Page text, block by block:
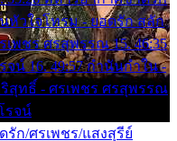
นหัวใจโทรม - ยอดรัก สลัก
เพชร ศรสุพรรณ 15. 46:35
น์ 16. 49:57 กำนันกำใน -
ริสุทธิ์ - ศรเพชร ศรสุพรรณ
รจน์
รัก/ศรเพชร/แสงสุรีย์